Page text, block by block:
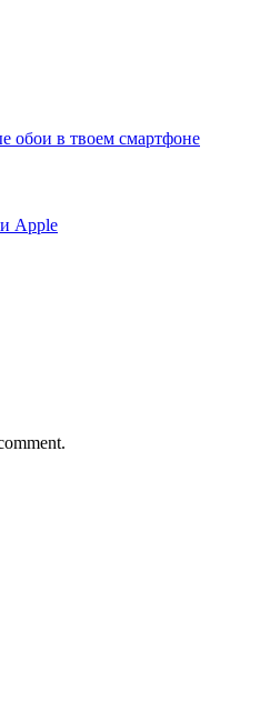
обои в твоем смартфоне
Apple